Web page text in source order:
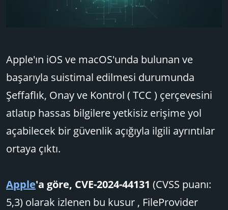
Apple'ın iOS ve macOS'unda bulunan ve
başarıyla suistimal edilmesi durumunda
Şeffaflık, Onay ve Kontrol ( TCC ) çerçevesini
atlatıp hassas bilgilere yetkisiz erişime yol
açabilecek bir güvenlik açığıyla ilgili ayrıntılar
ortaya çıktı.
Apple'a göre, CVE-2024-44131 (CVSS puanı:
5,3) olarak izlenen bu kusur , FileProvider